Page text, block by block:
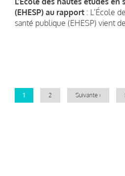
(EHESP) au rapport : L’École
santé publique (EHESP) vient
Page
1 Page
2
Page
Suivante ›